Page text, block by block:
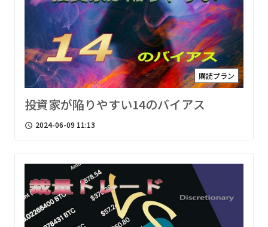
購読プラン
投資家が陥りやすい14のバイアス
access_time 2024-06-09 11:13